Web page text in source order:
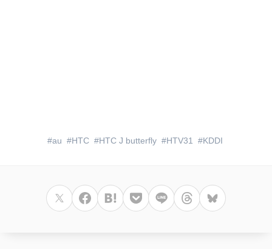
au HTC HTC J butterfly HTV31 KDDI